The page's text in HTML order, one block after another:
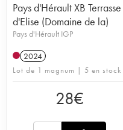
Pays d'Hérault XB Terrasse
d'Elise (Domaine de la)
Pays d'Hérault IGP
2024
Lot de 1 magnum | 5 en stock
28€